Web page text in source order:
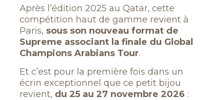
Après l’édition 2025 au Qatar, cette
compétition haut de gamme revient à
Paris, sous son nouveau format de
Supreme associant la finale du Global
Champions Arabians Tour.
Et c’est pour la première fois dans un
écrin exceptionnel que ce petit bijou
revient, du 25 au 27 novembre 2026 :